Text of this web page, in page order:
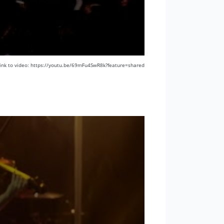
to video: https://youtu.be/69mFu4SwR8k?feature=shared